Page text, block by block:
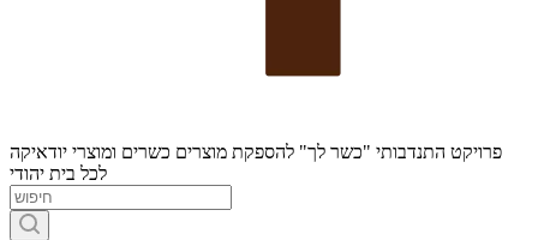
פרויקט התנדבותי "כשר לך" להספקת מוצרים כשרים ומוצרי יודאיקה
לכל בית יהודי